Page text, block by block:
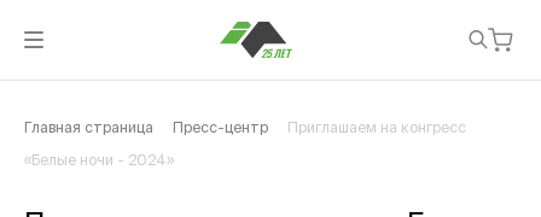
Главная страница Пресс-центр Приглашаем на конгресс
«Белые ночи - 2024»